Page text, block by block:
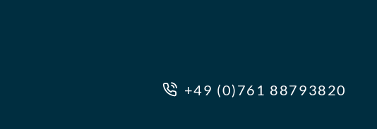
+49 (0)761 88793820